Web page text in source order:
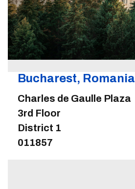
Bucharest, Romania
Charles de Gaulle Plaza
3rd Floor
District 1
011857